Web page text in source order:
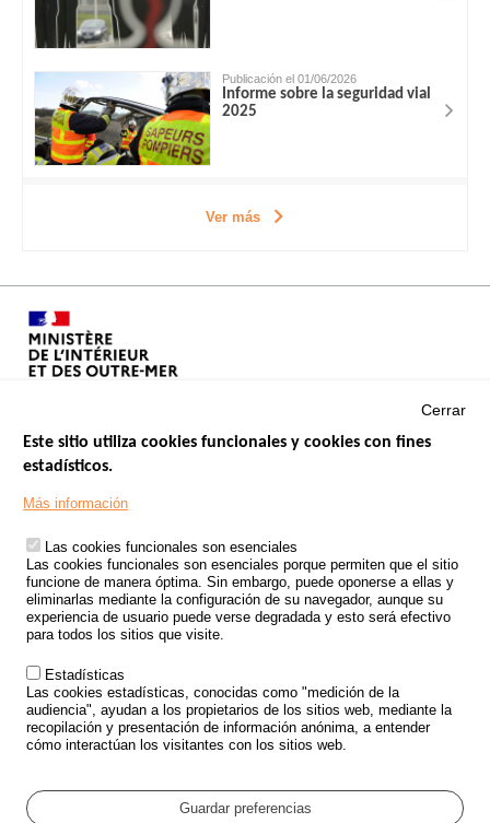
Publicación el 01/06/2026
Informe sobre la seguridad vial
2025
Ver más
Footer
TRATAMIENTO DE DATOS PERSONALES PROCEDENTES DE
ACCIDENTES DE TRÁFICO
ESTUDIOS
CONVOCATORIA DE PROYECTOS DE ESTUDIOS
POLÍTICA DE SEGURIDAD VIAL
Outils
EVENTOS
GLOSARIO
Cerrar
Este sitio utiliza cookies funcionales y cookies con fines
estadísticos.
Más información
Las cookies funcionales son esenciales
Las cookies funcionales son esenciales porque permiten que el sitio
funcione de manera óptima. Sin embargo, puede oponerse a ellas y
eliminarlas mediante la configuración de su navegador, aunque su
experiencia de usuario puede verse degradada y esto será efectivo
para todos los sitios que visite.
Estadísticas
Las cookies estadísticas, conocidas como "medición de la
audiencia", ayudan a los propietarios de los sitios web, mediante la
recopilación y presentación de información anónima, a entender
cómo interactúan los visitantes con los sitios web.
Guardar preferencias